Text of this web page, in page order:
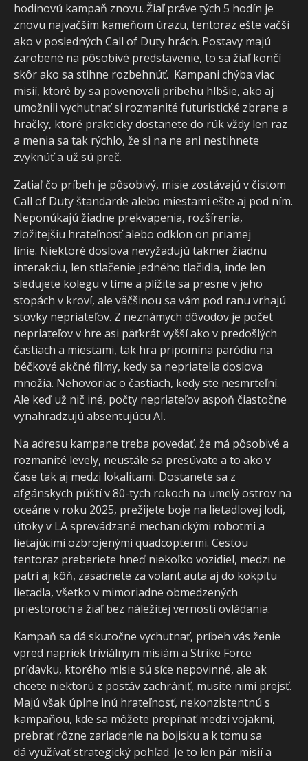
hodinovú kampaň znovu. Žiaľ práve tých 5 hodín je
znovu najväčším kameňom úrazu, tentoraz ešte väčší
ako v posledných Call of Duty hrách. Postavy majú
zarobené na pôsobivé predstavenie, to sa žiaľ končí
skôr ako sa stihne rozbehnúť. Kampani chýba viac
misií, ktoré by sa povenovali príbehu hlbšie, ako aj
umožnili vychutnať si rozmanité futuristické zbrane a
hračky, ktoré prakticky dostanete do rúk vždy len raz
a menia sa tak rýchlo, že si na ne ani nestihnete
zvyknúť a už sú preč.
Zatiaľ čo príbeh je pôsobivý, misie zostávajú v čistom
Call of Duty štandarde alebo miestami ešte aj pod ním.
Neponúkajú žiadne prekvapenia, rozšírenia,
zložitejšiu hrateľnosť alebo odklon on priamej
línie. Niektoré doslova nevyžadujú takmer žiadnu
interakciu, len stlačenie jedného tlačidla, inde len
sledujete kolegu v tíme a plížite sa presne v jeho
stopách v kroví, ale väčšinou sa vám pod ranu vrhajú
stovky nepriateľov. Z neznámych dôvodov je počet
nepriateľov v hre asi päťkrát vyšší ako v predošlých
častiach a miestami, tak hra pripomína paródiu na
béčkové akčné filmy, kedy sa nepriatelia doslova
množia. Nehovoriac o častiach, kedy ste nesmrteľní.
Ale keď už nič iné, počty nepriateľov aspoň čiastočne
vynahradzujú absentujúcu AI.
Na adresu kampane treba povedať, že má pôsobivé a
rozmanité levely, neustále sa presúvate a to ako v
čase tak aj medzi lokalitami. Dostanete sa z
afgánskych púští v 80-tych rokoch na umelý ostrov na
oceáne v roku 2025, prežijete boje na lietadlovej lodi,
útoky v LA sprevádzané mechanickými robotmi a
lietajúcimi ozbrojenými quadcoptermi. Cestou
tentoraz preberiete hneď niekoľko vozidiel, medzi ne
patrí aj kôň, zasadnete za volant auta aj do kokpitu
lietadla, všetko v mimoriadne obmedzených
priestoroch a žiaľ bez náležitej vernosti ovládania.
Kampaň sa dá skutočne vychutnať, príbeh vás ženie
vpred napriek triviálnym misiám a Strike Force
prídavku, ktorého misie sú síce nepovinné, ale ak
chcete niektorú z postáv zachrániť, musíte nimi prejsť.
Majú však úplne inú hrateľnosť, nekonzistentnú s
kampaňou, kde sa môžete prepínať medzi vojakmi,
prebrať rôzne zariadenie na bojisku a k tomu sa
dá využívať strategický pohľad. Je to len pár misií a